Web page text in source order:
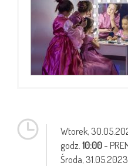
Wtorek,
godz. 10:00-
Środa, 31.05.2023